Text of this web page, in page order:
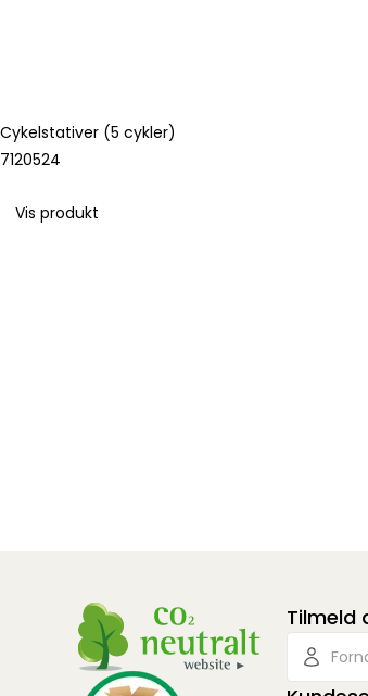
Cykelstativer (5 cykler)
7120524
Vis produkt
Tilmeld